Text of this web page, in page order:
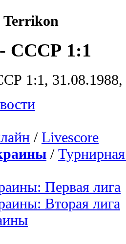
Terrikon
СССР 1:1
1:1,
/ Livescore
/
Первая лига
Вторая лига